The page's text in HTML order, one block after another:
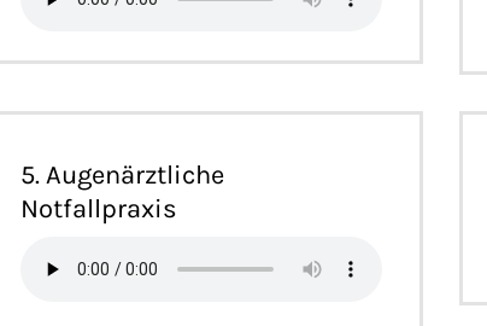
5. Augenärztliche
Notfallpraxis